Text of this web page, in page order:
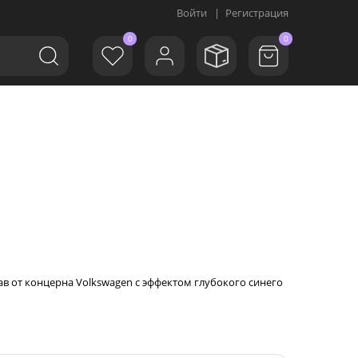
Войти | Регистрация
0 0
от концерна Volkswagen с эффектом глубокого синего